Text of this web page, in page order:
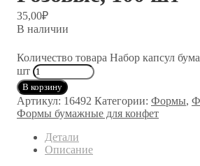
35,00₽
В наличии
Количество товара Набор капсул
шт
В корзину
Артикул: 16492 Категории: Формы,
Формы бумажные для конфет
Детали
Описание